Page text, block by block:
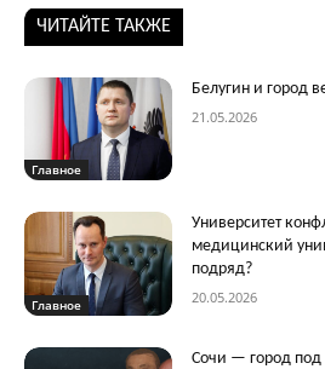
ЧИТАЙТЕ ТАКЖЕ
Главное
Белугин и город
21.05.2026
Главное
Университет
медицинский
подряд?
20.05.2026
Сочи — город